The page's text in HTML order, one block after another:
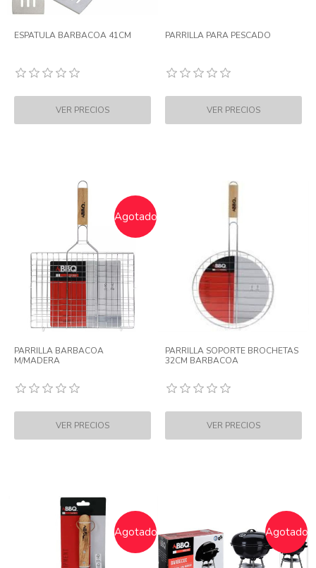
ESPATULA BARBACOA 41CM PARRILLA PARA PESCADO
Agotado
PARRILLA BARBACOA
M/MADERA
PARRILLA SOPORTE BROCHETAS
32CM BARBACOA
Agotado Agotado